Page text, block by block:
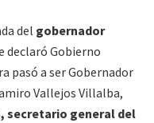
del gobernador
declaró Gobierno
pasó a ser Gobernador
Vallejos Villalba,
secretario general del